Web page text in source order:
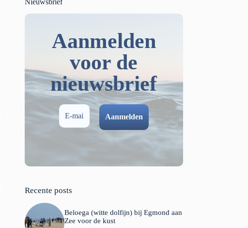
Nieuwsbrief
Aanmelden
voor de
nieuwsbrief
Recente posts
Beloega (witte dolfijn) bij Egmond aan
Zee voor de kust